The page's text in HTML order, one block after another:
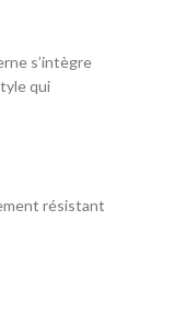
s’intègre
qui
résistant